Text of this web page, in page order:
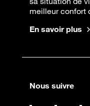
meilleur confort
En savoir plus
Nous suivre